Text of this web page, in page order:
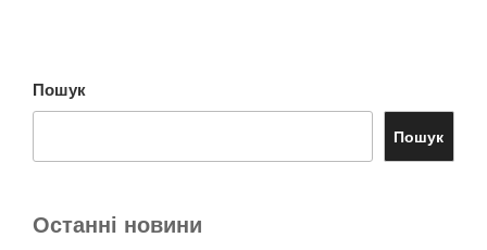
Пошук
Пошук
Останні новини